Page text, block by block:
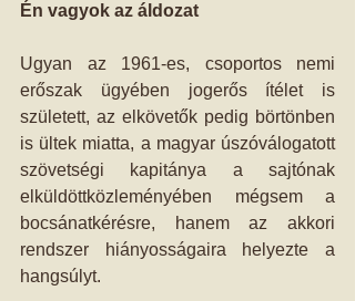
Én vagyok az áldozat
Ugyan az 1961-es, csoportos nemi
erőszak ügyében jogerős ítélet is
született, az elkövetők pedig börtönben
is ültek miatta, a magyar úszóválogatott
szövetségi kapitánya a sajtónak
elküldöttközleményében mégsem a
bocsánatkérésre, hanem az akkori
rendszer hiányosságaira helyezte a
hangsúlyt.